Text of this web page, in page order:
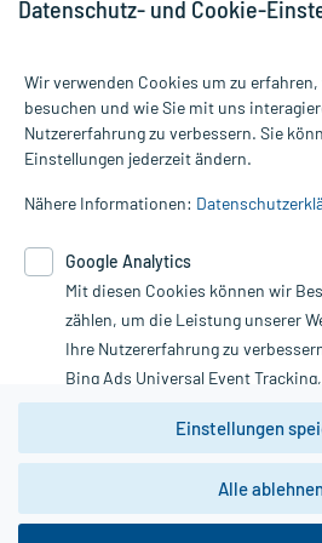
Alle Preise gelten inkl. MwSt., ggf. zzgl.
Informationen auf dieser Website
die Untersuchung und Behandlung
Therapien eingeleitet werden können. |
Google Analytics. Lesen Sie bitte dazu
unserer Datenschutzerklärung. Für den
nutzen Sie das Formular:
Vertrag widerrufen
*Hinweise zu unseren Aktionen und
Datenschutz- und Cookie-
Wir verwenden Cookies um zu
besuchen und wie Sie mit uns
Nutzererfahrung zu verbessern. Sie
Einstellungen jederzeit ändern.
Nähere Informationen:
Google Analytics
Mit diesen Cookies können wir
zählen, um die Leistung unserer
Ihre Nutzererfahrung zu
Bing Ads Universal Event
Youtube-Social Plugin).
Wir weisen darauf hin, dass die
zwingend den Europäischen
DSGVO genügen und ein
Einstellungen
Alle